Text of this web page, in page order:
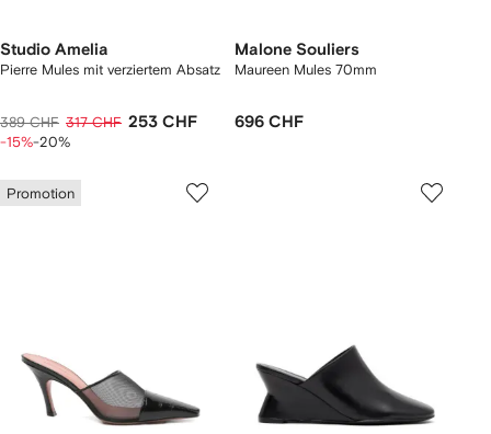
Studio Amelia
Pierre Mules mit verziertem Absatz
389 CHF 317 CHF 253 CHF
-15%-20%
Malone Souliers
Maureen Mules 70mm
696 CHF
Promotion